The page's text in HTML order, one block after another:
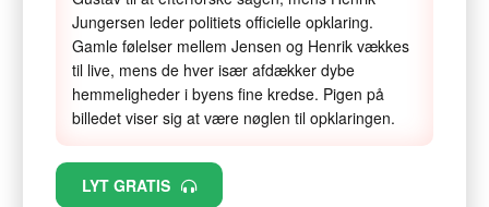
Jungersen leder politiets officielle opklaring.
Gamle følelser mellem Jensen og Henrik vækkes
til live, mens de hver især afdækker dybe
hemmeligheder i byens fine kredse. Pigen på
billedet viser sig at være nøglen til opklaringen.
LYT GRATIS